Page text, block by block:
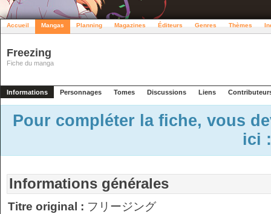
Accueil Mangas Planning Magazines Éditeurs Genres Thèmes
Freezing
Fiche du manga
Informations Personnages Tomes Discussions Liens
Pour compléter la fiche, vous
ici
Informations générales
Titre original : フリージング